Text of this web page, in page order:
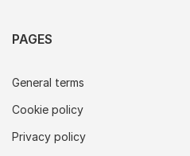
PAGES
General terms
Cookie policy
Privacy policy